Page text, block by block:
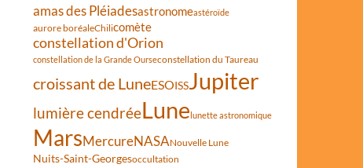
amas des Pléiadesastronomeastéroïde
aurore boréaleChilicomète
constellation d'Orion
constellation de la Grande Ourseconstellation du Taureau
croissant de LuneESOISSJupiter
lumière cendréeLunelunette astronomique
MarsMercureNASANouvelle Lune
Nuits-Saint-Georgesoccultation